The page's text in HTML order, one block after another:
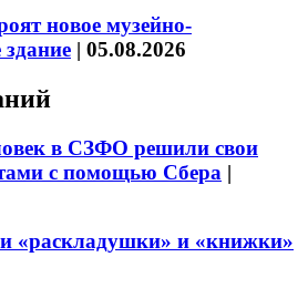
новое музейно-
| 05.08.2026
в СЗФО решили свои
с помощью Сбера |
«раскладушки» и «книжки»